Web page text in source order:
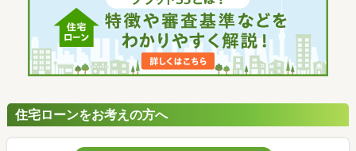
住宅ローンをお考えの方へ